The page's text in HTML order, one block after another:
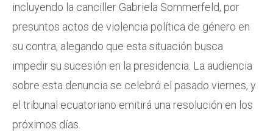
incluyendo la canciller Gabriela Sommerfeld, por
presuntos actos de violencia política de género en
su contra, alegando que esta situación busca
impedir su sucesión en la presidencia. La audiencia
sobre esta denuncia se celebró el pasado viernes, y
el tribunal ecuatoriano emitirá una resolución en los
próximos días.